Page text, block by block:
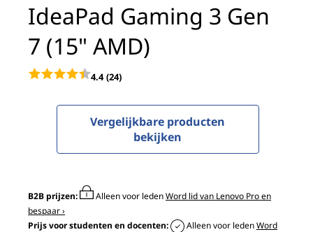
IdeaPad Gaming 3 Gen
7 (15" AMD)
4.4 (24)
Vergelijkbare producten
bekijken
B2B prijzen: Alleen voor ledenWord lid van Lenovo Pro en
bespaar ›
Prijs voor studenten en docenten:
Alleen voor ledenWord